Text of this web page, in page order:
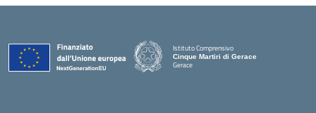
Istituto Comprensivo
Cinque Martiri di Gerace
Gerace